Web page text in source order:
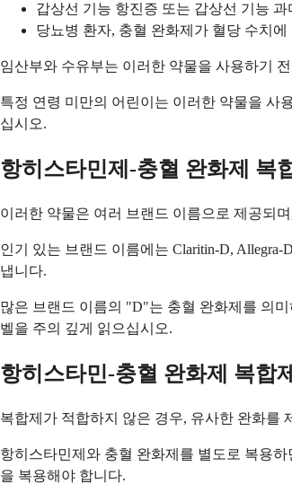
갑상선 기능 항진증 또는 갑상선 기능 과
당뇨병 환자, 충혈 완화제가 혈당 수치
임산부와 수유부는 이러한 약물을 사용하기
특정 연령 미만의 어린이는 이러한 약물을 사
십시오.
항히스타민제-충혈 완화제 복
이러한 약물은 여러 브랜드 이름으로 제공되
인기 있는 브랜드 이름에는 Claritin-D,
냅니다.
많은 브랜드 이름의 "D"는 충혈 완화제를 의
벨을 주의 깊게 읽으십시오.
항히스타민-충혈 완화제 복합
복합제가 적합하지 않은 경우, 유사한 완화를
항히스타민제와 충혈 완화제를 별도로 복용
을 복용해야 합니다.